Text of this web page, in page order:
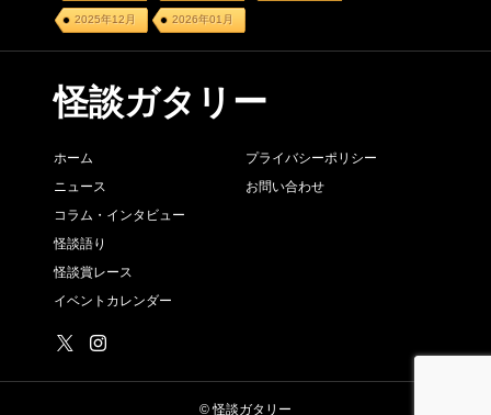
2025年12月 2026年01月
怪談ガタリー
ホーム
ニュース
コラム・インタビュー
怪談語り
怪談賞レース
イベントカレンダー
プライバシーポリシー
お問い合わせ
© 怪談ガタリー